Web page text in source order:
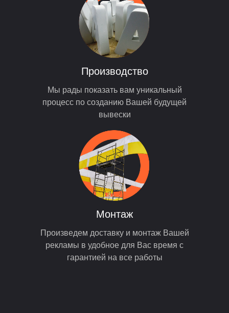
Мы рады показать вам уникальный
процесс по созданию Вашей будущей
вывески
Производство
Произведем доставку и монтаж Вашей
рекламы в удобное для Вас время с
гарантией на все работы
Монтаж